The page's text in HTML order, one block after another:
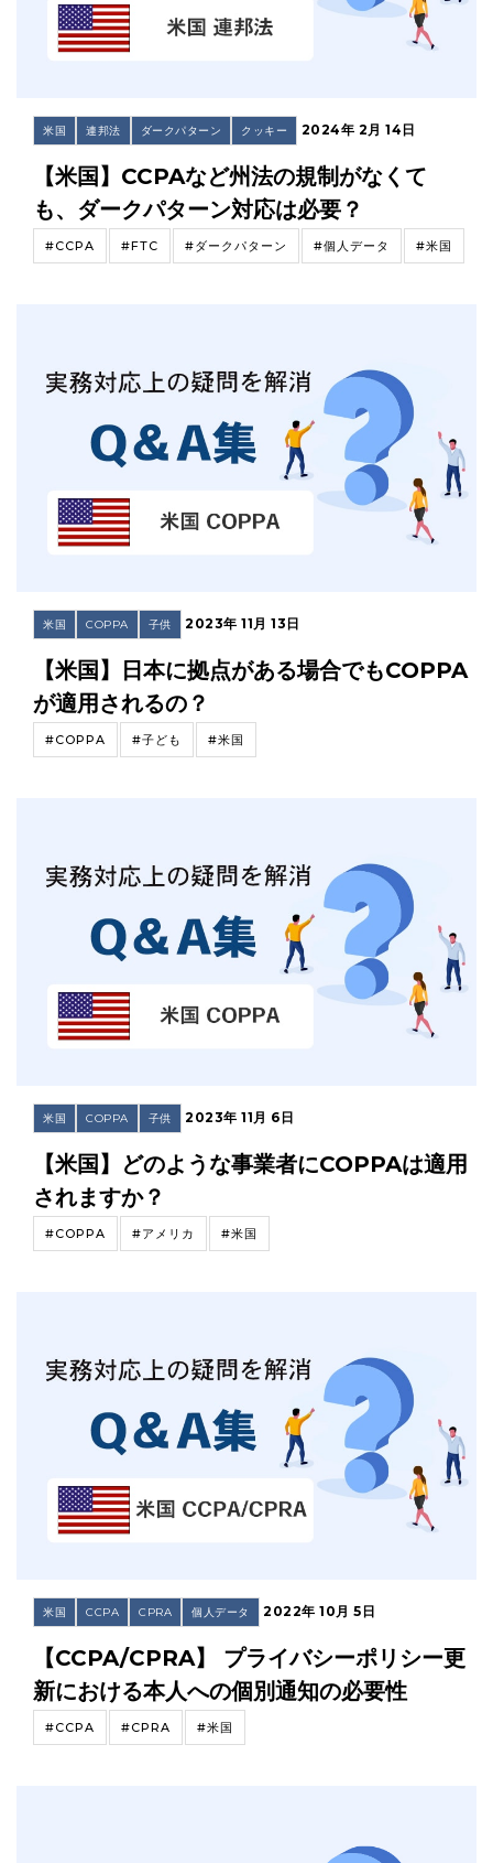
米国 連邦法 ダークパターン クッキー 2024年 2月 14日
【米国】CCPAなど州法の規制がなくて
も、ダークパターン対応は必要？
#CCPA #FTC #ダークパターン #個人データ #米国
米国 COPPA 子供 2023年 11月 13日
【米国】日本に拠点がある場合でもCOPPA
が適用されるの？
#COPPA #子ども #米国
米国 COPPA 子供 2023年 11月 6日
【米国】どのような事業者にCOPPAは適用
されますか？
#COPPA #アメリカ #米国
米国 CCPA CPRA 個人データ 2022年 10月 5日
【CCPA/CPRA】 プライバシーポリシー更
新における本人への個別通知の必要性
#CCPA #CPRA #米国